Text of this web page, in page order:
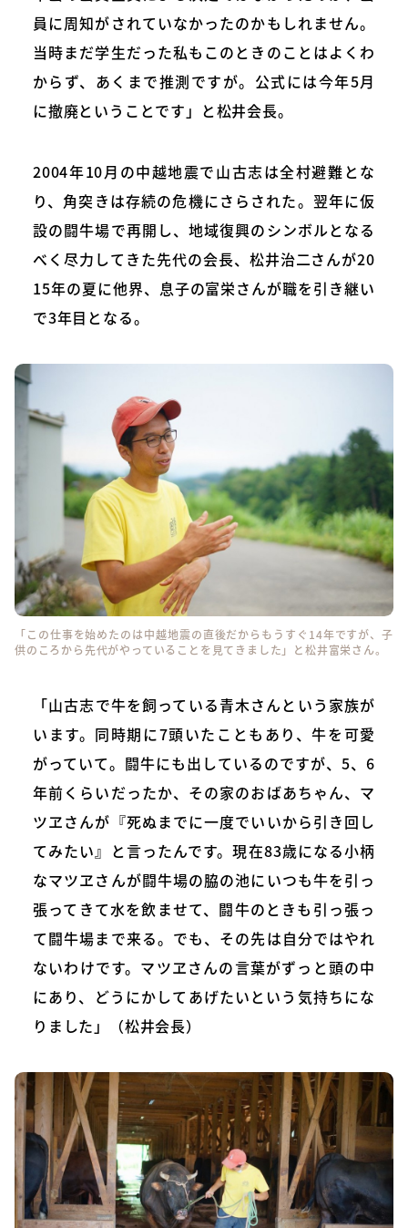
員に周知がされていなかったのかもしれません。
当時まだ学⽣だった私もこのときのことはよくわ
からず、あくまで推測ですが。公式には今年5月
に撤廃ということです」と松井会⻑。
2004年10月の中越地震で山古志は全村避難とな
り、角突きは存続の危機にさらされた。翌年に仮
設の闘牛場で再開し、地域復興のシンボルとなる
べく尽力してきた先代の会長、松井治二さんが20
15年の夏に他界、息子の富栄さんが職を引き継い
で3年目となる。
「この仕事を始めたのは中越地震の直後だからもうすぐ14年ですが、子
供のころから先代がやっていることを見てきました」と松井富栄さん。
「山古志で牛を飼っている青木さんという家族が
います。同時期に7頭いたこともあり、牛を可愛
がっていて。闘牛にも出しているのですが、5、6
年前くらいだったか、その家のおばあちゃん、マ
ツヱさんが『死ぬまでに一度でいいから引き回し
てみたい』と言ったんです。現在83歳になる小柄
なマツヱさんが闘牛場の脇の池にいつも牛を引っ
張ってきて水を飲ませて、闘牛のときも引っ張っ
て闘牛場まで来る。でも、その先は自分ではやれ
ないわけです。マツヱさんの言葉がずっと頭の中
にあり、どうにかしてあげたいという気持ちにな
りました」（松井会長）